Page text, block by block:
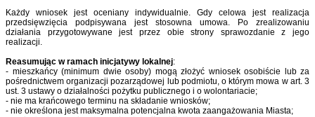
Każdy wniosek jest oceniany indywidualnie. Gdy celowa jest realizacja
przedsięwzięcia podpisywana jest stosowna umowa. Po zrealizowaniu
działania przygotowywane jest przez obie strony sprawozdanie z jego
realizacji.
Reasumując w ramach inicjatywy lokalnej:
- mieszkańcy (minimum dwie osoby) mogą złożyć wniosek osobiście lub za
pośrednictwem organizacji pozarządowej lub podmiotu, o którym mowa w art. 3
ust. 3 ustawy o działalności pożytku publicznego i o wolontariacie;
- nie ma krańcowego terminu na składanie wniosków;
- nie określona jest maksymalna potencjalna kwota zaangażowania Miasta;